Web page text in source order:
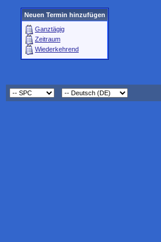
Neuen Termin hinzufügen
Ganztägig
Zeitraum
Wiederkehrend